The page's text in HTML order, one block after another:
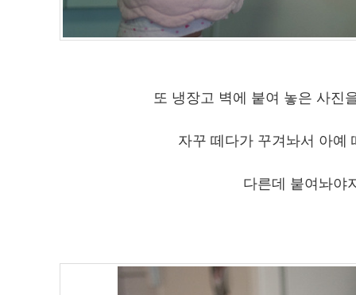
또 냉장고 벽에 붙여 놓은 사진
자꾸 떼다가 꾸겨놔서 아예
다른데 붙여놔야